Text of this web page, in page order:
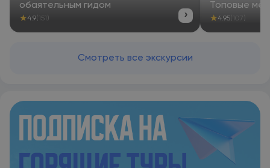
обаятельным гидом
★4.9(151) ›
Топовые
★4.95 (107)
Смотреть все экскурсии